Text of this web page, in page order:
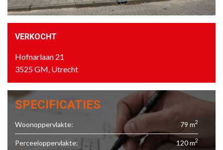
VERKOCHT
Hofnarlaan 21
3525 GM, Utrecht
SPECIFICATIES
Woonoppervlakte: 79 m2
Perceeloppervlakte: 120 m2